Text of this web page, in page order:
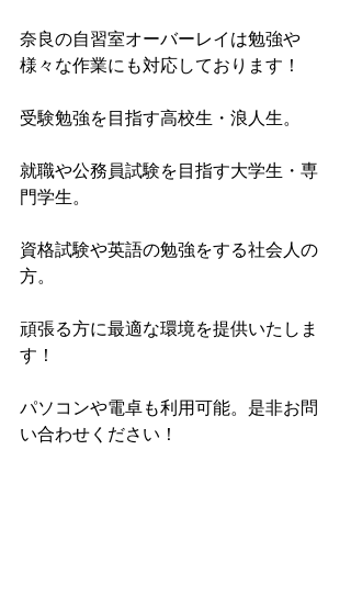
奈良の自習室オーバーレイは勉強や
様々な作業にも対応しております！
受験勉強を目指す高校生・浪人生。
就職や公務員試験を目指す大学生・専
門学生。
資格試験や英語の勉強をする社会人の
方。
頑張る方に最適な環境を提供いたしま
す！
パソコンや電卓も利用可能。是非お問
い合わせください！